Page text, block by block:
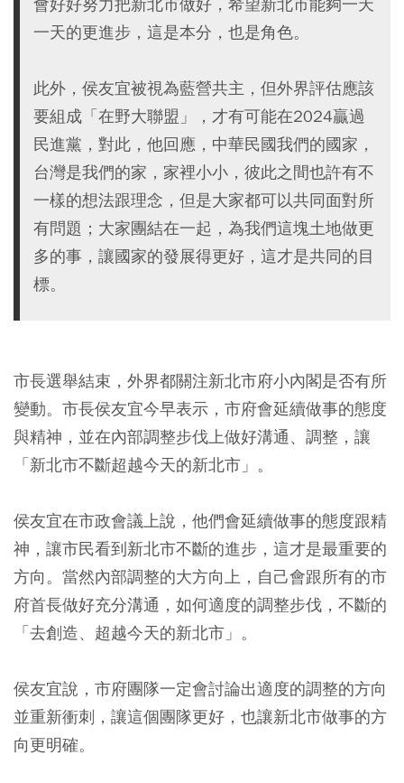
一天的更進步，這是本分，也是角色。
此外，侯友宜被視為藍營共主，但外界評估應該
要組成「在野大聯盟」，才有可能在2024贏過
民進黨，對此，他回應，中華民國我們的國家，
台灣是我們的家，家裡小小，彼此之間也許有不
一樣的想法跟理念，但是大家都可以共同面對所
有問題；大家團結在一起，為我們這塊土地做更
多的事，讓國家的發展得更好，這才是共同的目
標。
市長選舉結束，外界都關注新北市府小內閣是否有所
變動。市長侯友宜今早表示，市府會延續做事的態度
與精神，並在內部調整步伐上做好溝通、調整，讓
「新北市不斷超越今天的新北市」。
侯友宜在市政會議上說，他們會延續做事的態度跟精
神，讓市民看到新北市不斷的進步，這才是最重要的
方向。當然內部調整的大方向上，自己會跟所有的市
府首長做好充分溝通，如何適度的調整步伐，不斷的
「去創造、超越今天的新北市」。
侯友宜說，市府團隊一定會討論出適度的調整的方向
並重新衝刺，讓這個團隊更好，也讓新北市做事的方
向更明確。